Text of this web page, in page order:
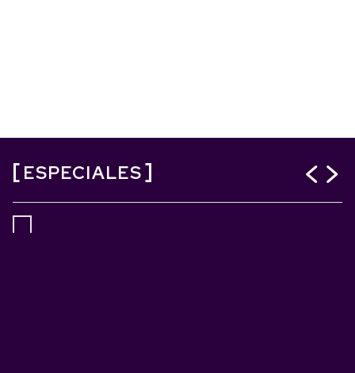
ESPECIALES